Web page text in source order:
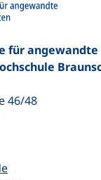
für angewandte
46/48
Link, öffnet
einen
(öffnet Ihr E-Mail-